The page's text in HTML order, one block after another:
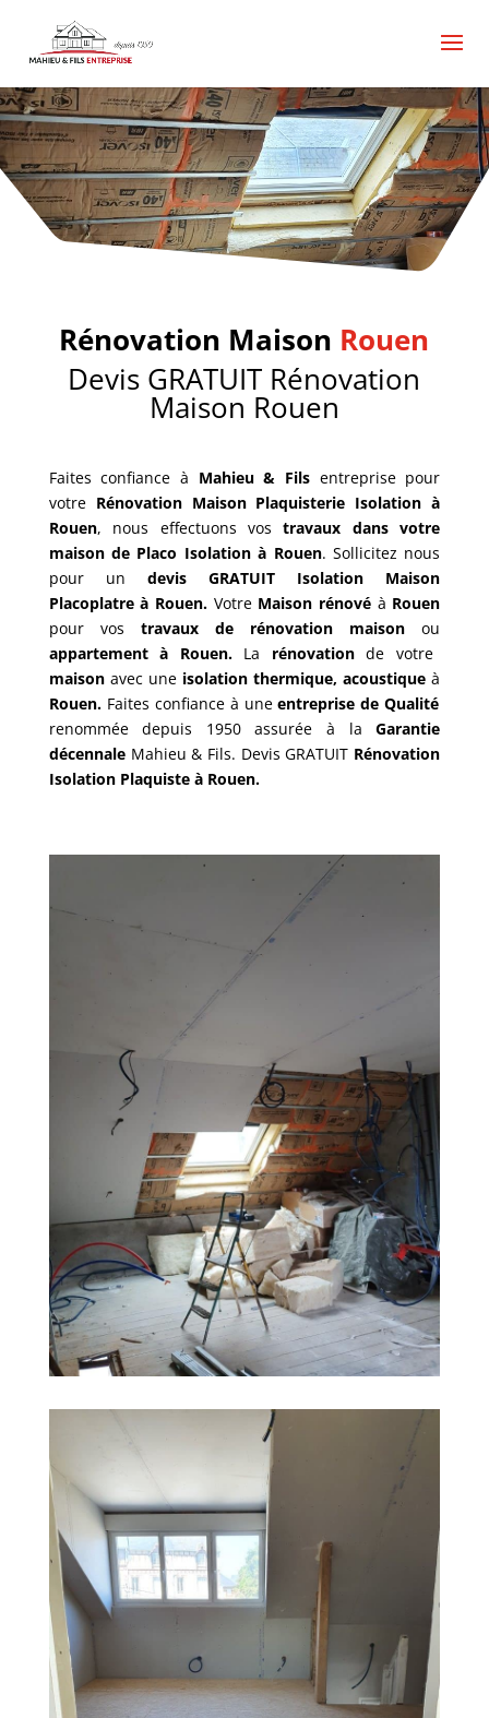
Rénovation Maison Rouen
Devis GRATUIT Rénovation
Maison Rouen
Faites confiance à Mahieu & Filsentreprise pour
votre Rénovation Maison Plaquisterie Isolation à
Rouen, nous effectuons vostravaux dans votre
maison de Placo Isolation à Rouen. Sollicitez nous
pour un devis GRATUIT
Isolation Maison
Placoplatre à Rouen. VotreMaison rénové à Rouen
pour vos travaux de rénovation maisonou
appartement à Rouen. La rénovationde votre
maison avec uneisolation thermique, acoustiqueà
Rouen. Faites confiance à uneentreprise de Qualité
renommée depuis 1950 assurée à laGarantie
décennaleMahieu & Fils. Devis GRATUIT Rénovation
Isolation Plaquisteà Rouen.